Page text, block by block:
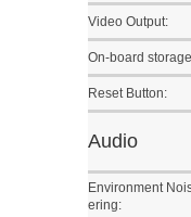
Video Output:
On-board
Reset Button:
Audio
Environment
ering: